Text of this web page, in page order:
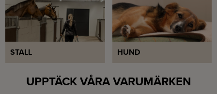
STALL HUND
UPPTÄCK VÅRA VARUMÄRKEN